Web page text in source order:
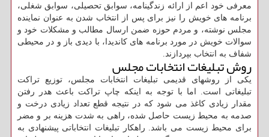
معرفی خود اعم از ارائه زندگینامه، سوابق تحصیلی، سوابق شغلی،
برنامه های خویش را نیز برای پس از انتخاب شدن به عنوان نماینده
مجلس نوشته، و مردم حوزه ضمن ارسال مطالب و مشکلات خود و
سوالات خویش در مورد برنامه های کاندیدا، با دیدی باز و در محیطی
شفاف به انتخاب بپردازند.
روش تبلیغات انتخابات مجلس
یکی از روشهای قدیمی تبلیغات انتخابات مجلس، توزیع تراکت
تبلیغاتی است. اما با توجه به اینکه چاپ تراکت باعث هدر رفتن
مقدار زیادی کاغذ می شود که در نتیجه قطع تعداد زیادی درخت و
صدمه به محیط زیست حاصل شده، راهی به شدت هزینه بر و مضر
برای محیط زیست می باشد. راهکار تبلیغات انتخاباتی پیشنهادی به